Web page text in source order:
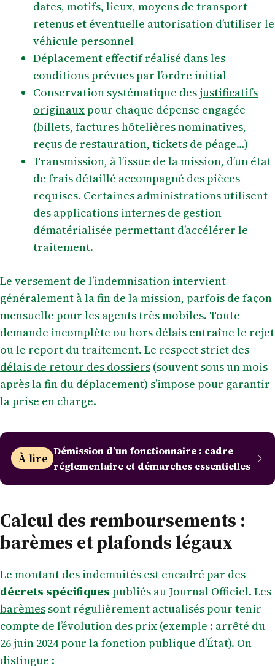
dates, motifs, lieux, moyens de transport
retenus et éventuelle autorisation d’utiliser le
véhicule personnel
Déplacement effectif réalisé dans les
conditions prévues par l’ordre initial
Conservation systématique des justificatifs
originauxpour chaque dépense engagée
(billets, factures hôtelières nominatives,
reçus de restauration, tickets de péage…)
Transmission, à l’issue de la mission, d’un état
de frais détaillé accompagné des pièces
requises. Certaines administrations utilisent
des applications internes de gestion
dématérialisée permettant d’accélérer le
traitement.
Le versement de l’indemnisation intervient
généralement à la fin de la mission, parfois de façon
mensuelle pour les agents très mobiles. Toute
demande incomplète ou hors délais entraîne le rejet
ou le report du traitement. Le respect strict des
délais de retour des dossiers (souvent sous un mois
après la fin du déplacement) s’impose pour garantir
la prise en charge.
À lire Démission d’un fonctionnaire : cadre
réglementaire et démarches essentielles
Calcul des remboursements :
barèmes et plafonds légaux
Le montant des indemnités est encadré par des
décrets spécifiques publiés au Journal Officiel. Les
barèmes sont régulièrement actualisés pour tenir
compte de l’évolution des prix (exemple : arrêté du
26 juin 2024 pour la fonction publique d’État). On
distingue :